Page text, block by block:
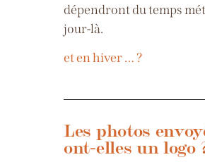
dépendront du temps
jour-là.
et en hiver … ?
Les photos
ont-elles un logo